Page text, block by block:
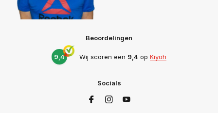
Beoordelingen
9,4 Wij scoren een 9,4 op Kiyoh
Socials